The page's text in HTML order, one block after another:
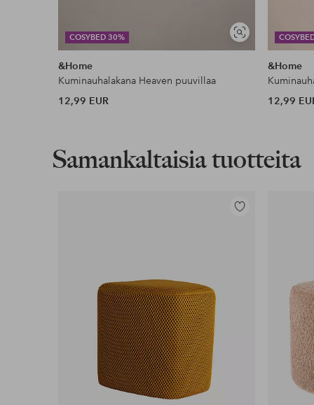
COSYBED 30%
Näytä
samankaltaisia
&Home
Kuminauhalakana Heaven puuvillaa
12,99 EUR
&Home
12,99
Samankaltaisia tuotteita
Lisää